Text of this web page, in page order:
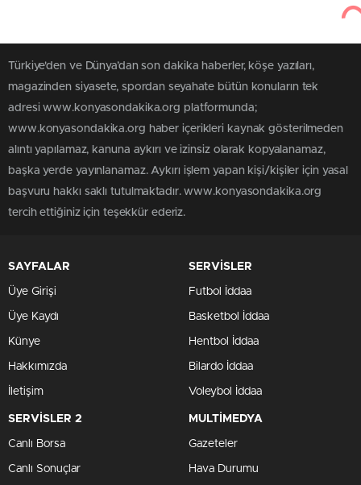
Türkiye'den ve Dünya’dan son dakika haberler, köşe yazıları,
magazinden siyasete, spordan seyahate bütün konuların tek
adresi www.konyasondakika.org platformunda;
www.konyasondakika.org haber içerikleri kaynak gösterilmeden
alıntı yapılamaz, kanuna aykırı ve izinsiz olarak kopyalanamaz,
başka yerde yayınlanamaz. Aykırı işlem yapan kişi/kişiler için yasal
başvuru hakkı saklı tutulmaktadır. www.konyasondakika.org
tercih ettiğiniz için teşekkür ederiz.
SAYFALAR
Üye Girişi
Üye Kaydı
Künye
Hakkımızda
İletişim
SERVİSLER
Futbol İddaa
Basketbol İddaa
Hentbol İddaa
Bilardo İddaa
Voleybol İddaa
SERVİSLER 2
Canlı Borsa
Canlı Sonuçlar
MULTİMEDYA
Gazeteler
Hava Durumu